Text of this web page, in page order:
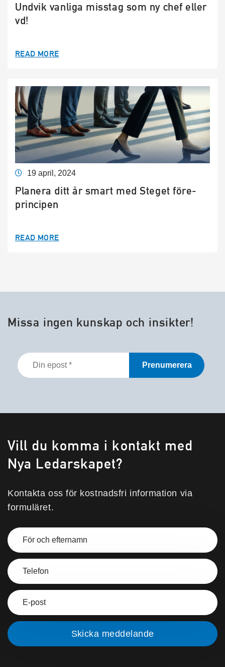
Undvik vanliga misstag som ny chef eller
vd!
READ MORE
19 april, 2024
Planera ditt år smart med Steget före-
principen
READ MORE
Missa ingen kunskap och insikter!
Din
epost
Vill du komma i kontakt med
Nya Ledarskapet?
Kontakta oss för kostnadsfri information via
formuläret.